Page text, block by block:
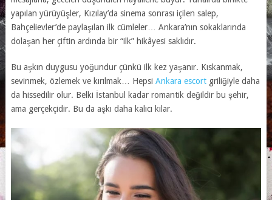
yapılan yürüyüşler, Kızılay’da sinema sonrası içilen salep,
Bahçelievler’de paylaşılan ilk cümleler… Ankara’nın sokaklarında
dolaşan her çiftin ardında bir “ilk” hikâyesi saklıdır.
Bu aşkın duygusu yoğundur çünkü ilk kez yaşanır. Kıskanmak,
sevinmek, özlemek ve kırılmak… Hepsi Ankara escortgriliğiyle daha
da hissedilir olur. Belki İstanbul kadar romantik değildir bu şehir,
ama gerçekçidir. Bu da aşkı daha kalıcı kılar.